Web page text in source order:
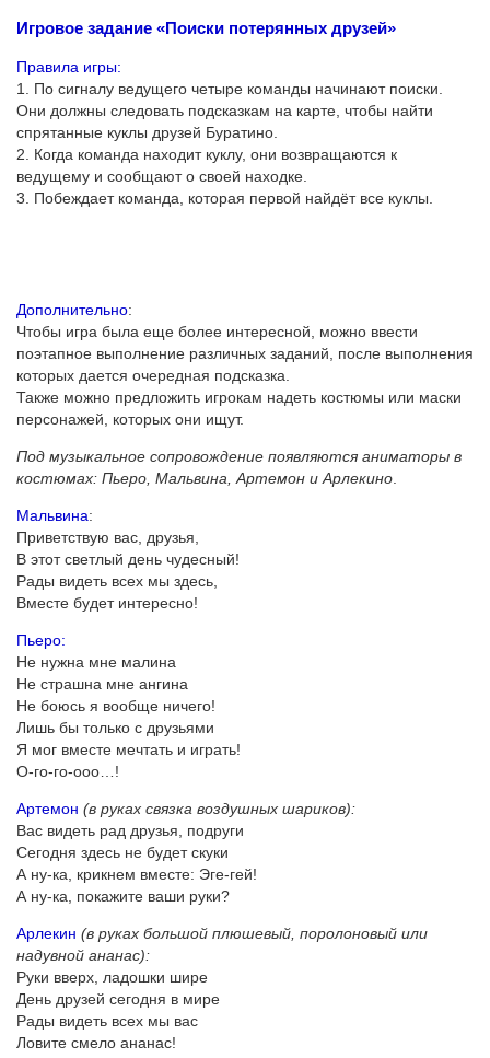
Игровое задание «Поиски потерянных друзей»
Правила игры:
1. По сигналу ведущего четыре команды начинают поиски.
Они должны следовать подсказкам на карте, чтобы найти
спрятанные куклы друзей Буратино.
2. Когда команда находит куклу, они возвращаются к
ведущему и сообщают о своей находке.
3. Побеждает команда, которая первой найдёт все куклы.
Дополнительно:
Чтобы игра была еще более интересной, можно ввести
поэтапное выполнение различных заданий, после выполнения
которых дается очередная подсказка.
Также можно предложить игрокам надеть костюмы или маски
персонажей, которых они ищут.
Под музыкальное сопровождение появляются аниматоры в
костюмах: Пьеро, Мальвина, Артемон и Арлекино.
Мальвина:
Приветствую вас, друзья,
В этот светлый день чудесный!
Рады видеть всех мы здесь,
Вместе будет интересно!
Пьеро:
Не нужна мне малина
Не страшна мне ангина
Не боюсь я вообще ничего!
Лишь бы только с друзьями
Я мог вместе мечтать и играть!
О-го-го-ооо…!
Артемон (в руках связка воздушных шариков):
Вас видеть рад друзья, подруги
Сегодня здесь не будет скуки
А ну-ка, крикнем вместе: Эге-гей!
А ну-ка, покажите ваши руки?
Арлекин (в руках большой плюшевый, поролоновый или
надувной ананас):
Руки вверх, ладошки шире
День друзей сегодня в мире
Рады видеть всех мы вас
Ловите смело ананас!